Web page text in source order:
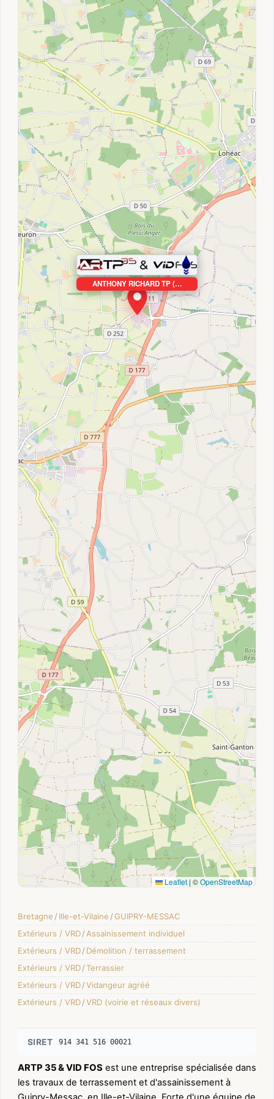
ANTHONY RICHARD TP (…
Leaflet | ©OpenStreetMap
Bretagne / Ille-et-Vilaine /GUIPRY-MESSAC
Extérieurs / VRD/ Assainissement individuel
Extérieurs / VRD/ Démolition / terrassement
Extérieurs / VRD/Terrassier
Extérieurs / VRD/Vidangeur agréé
Extérieurs / VRD/VRD (voirie et réseaux divers)
SIRET 914 341 516 00021
ARTP 35 & VID FOS est une entreprise spécialisée dans
les travaux de terrassement et d'assainissement à